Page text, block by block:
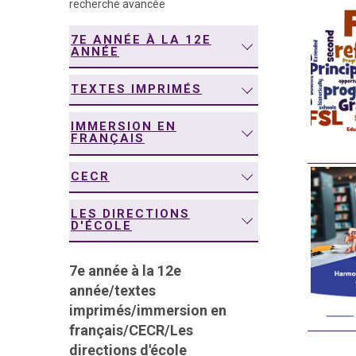
recherche avancée
7E ANNÉE À LA 12E
ANNÉE
TEXTES IMPRIMÉS
IMMERSION EN
FRANÇAIS
CECR
LES DIRECTIONS
D'ÉCOLE
7e année à la 12e
année/textes
imprimés/immersion en
français/CECR/Les
directions d'école